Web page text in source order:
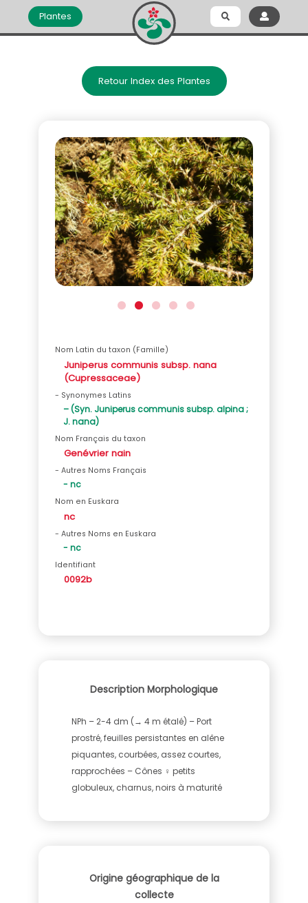
Plantes
Retour Index des Plantes
Nom Latin du taxon (Famille)
Juniperus communis subsp. nana
(Cupressaceae)
- Synonymes Latins
– (Syn. Juniperus communis subsp. alpina ;
J. nana)
Nom Français du taxon
Genévrier nain
- Autres Noms Français
- nc
Nom en Euskara
nc
- Autres Noms en Euskara
- nc
Identifiant
0092b
Description Morphologique
NPh – 2-4 dm (→ 4 m étalé) – Port
prostré, feuilles persistantes en alêne
piquantes, courbées, assez courtes,
rapprochées – Cônes ♀ petits
globuleux, charnus, noirs à maturité
Origine géographique de la
collecte